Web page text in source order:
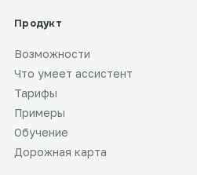
Продукт
Возможности
Что умеет ассистент
Тарифы
Примеры
Обучение
Дорожная карта